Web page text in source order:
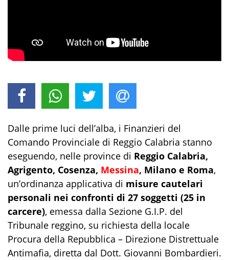
Dalle prime luci dell’alba, i Finanzieri del
Comando Provinciale di Reggio Calabria stanno
eseguendo, nelle province di Reggio Calabria,
Agrigento, Cosenza, Messina, Milano e Roma,
un’ordinanza applicativa di misure cautelari
personali nei confronti di 27 soggetti (25 in
carcere), emessa dalla Sezione G.I.P. del
Tribunale reggino, su richiesta della locale
Procura della Repubblica – Direzione Distrettuale
Antimafia, diretta dal Dott. Giovanni Bombardieri.